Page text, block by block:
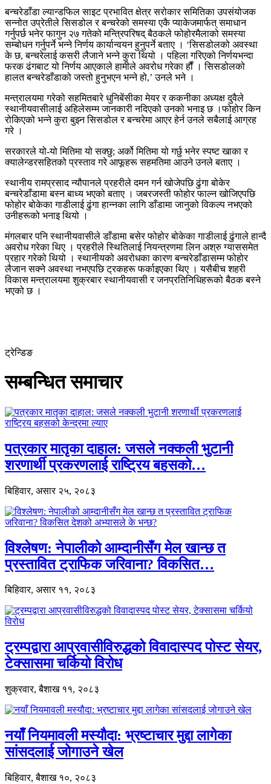
बन्चरेडाँडा ल्यान्डफिल साइट प्रभावित क्षेत्र सरोकार समितिका उपसंयोजक
सन्नोत उप्रेतीले सिसडोल र बन्चरेको समस्या एकै प्याकेजमार्फत् समाधान
गर्नुपर्छ भनेर फागुन २७ गतेको मन्त्रिपरिषद् बैठकले फोहोरमैलाको समस्या
सम्बोधन गर्नुपर्ने भन्ने निर्णय कार्यान्वयन हुनुपर्ने बताए । ‘सिसडोलको अवस्था
के छ, बन्चरेलाई कसरी लैजाने भन्ने कुरा थियो । पहिला गरिएको निर्णयभन्दा
फरक ढंगबाट यो निर्णय आएकाले हामीले अवरोध गरेका र्हौं । सिसडोलको
हालत बन्चरेडाँडाको जस्तो हुनुभएन भन्ने हो,’ उनले भने ।
मन्त्रालयमा गरेको सहमितबारे धुनिबेंसीका मेयर र ककनीका अध्यक्ष दुवैले
स्थानीयवासीलाई अहिलेसम्म जानकारी नदिएको उनको भनाइ छ ।फोहोर किन
रोकिएको भन्ने कुरा बुझ्न सिसडोल र बन्चरेमा आएर हेर्न उनले सबैलाई आग्रह
गरे ।
सरकारले यो-यो मितिमा यो सक्छु; अर्को मितिमा यो गर्छु भनेर स्पष्ट खाका र
क्यालेन्डरसहितको प्रस्ताव गरे आफूहरू सहमतिमा आउने उनले बताए ।
स्थानीय रामप्रसाद न्यौपानले प्रहरीले दमन गर्न खोजेपछि ढुंगा बोकेर
बन्चरेडाँडामा बस्न बाध्य भएको बताए । जबरजस्ती फोहोर फाल्न खोजिएपछि
फोहोर बोकेका गाडीलाई ढुंगा हान्नका लागि डाँडामा जानुको विकल्प नभएको
उनीहरूको भनाइ थियो ।
मंगलबार पनि स्थानीयवासीले डाँडामा बसेर फोहोर बोकेका गाडीलाई ढुंगाले हान्दै
अवरोध गरेका थिए । प्रहरीले स्थितिलाई नियन्त्रणमा लिन अश्रु ग्याससमेत
प्रहार गरेको थियो । स्थानीयको अवरोधका कारण बन्चरेडाँडासम्म फोहोर
लैजान सक्ने अवस्था नभएपछि ट्रकहरू फर्काइएका थिए । यसैबीच शहरी
विकास मन्त्रालयमा शुक्रबार स्थानीयवासी र जनप्रतिनिधिहरूको बैठक बस्ने
भएको छ ।
ट्रेन्डिङ
सम्बन्धित समाचार
पत्रकार मातृका दाहाल: जसले नक्कली भुटानी
शरणार्थी प्रकरणलाई राष्ट्रिय बहसको…
बिहिवार, असार २५, २०८३
विश्लेषण: नेपालीको आम्दानीसँग मेल खान्छ त
प्रस्तावित ट्राफिक जरिवाना? विकसित…
बिहिवार, असार ११, २०८३
ट्रम्पद्वारा आप्रवासीविरुद्धको विवादास्पद पोस्ट सेयर,
टेक्सासमा चर्कियो विरोध
शुक्रवार, बैशाख ११, २०८३
नयाँ नियमावली मस्यौदा: भ्रष्टाचार मुद्दा लागेका
सांसदलाई जोगाउने खेल
बिहिवार, बैशाख १०, २०८३